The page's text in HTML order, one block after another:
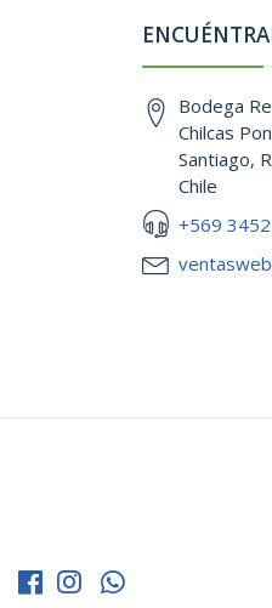
Bodega
Chilcas
Santiago,
Chile
+569